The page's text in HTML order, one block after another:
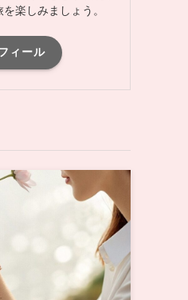
楽しみましょう。
ィール